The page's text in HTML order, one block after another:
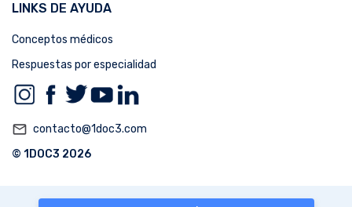
LINKS DE AYUDA
Conceptos médicos
Respuestas por especialidad
mail_outline contacto@1doc3.com
© 1DOC3 2026